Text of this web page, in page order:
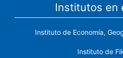
Institutos en
Instituto de Economía,
Instituto de